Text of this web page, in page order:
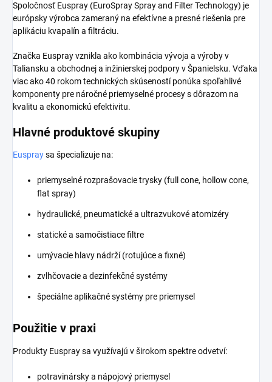
Spoločnosť Euspray (EuroSpray Spray and Filter Technology) je
európsky výrobca zameraný na efektívne a presné riešenia pre
aplikáciu kvapalín a filtráciu.
Značka Euspray vznikla ako kombinácia vývoja a výroby v
Taliansku a obchodnej a inžinierskej podpory v Španielsku. Vďaka
viac ako 40 rokom technických skúseností ponúka spoľahlivé
komponenty pre náročné priemyselné procesy s dôrazom na
kvalitu a ekonomickú efektivitu.
Hlavné produktové skupiny
Euspraysa špecializuje na:
priemyselné rozprašovacie trysky (full cone, hollow cone,
flat spray)
hydraulické, pneumatické a ultrazvukové atomizéry
statické a samočistiace filtre
umývacie hlavy nádrží (rotujúce a fixné)
zvlhčovacie a dezinfekčné systémy
špeciálne aplikačné systémy pre priemysel
Použitie v praxi
Produkty Euspray sa využívajú v širokom spektre odvetví:
potravinársky a nápojový priemysel